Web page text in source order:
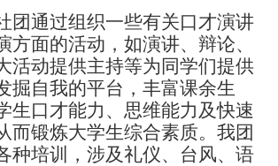
团通过组织一些有关口才演讲
方面的活动，如演讲、辩论、
活动提供主持等为同学们提供
掘自我的平台，丰富课余生
生口才能力、思维能力及快速
而锻炼大学生综合素质。我团
种培训，涉及礼仪、台风、语